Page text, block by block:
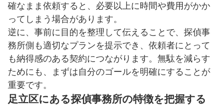
確なまま依頼すると、必要以上に時間や費用がかか
ってしまう場合があります。
逆に、事前に目的を整理して伝えることで、探偵事
務所側も適切なプランを提示でき、依頼者にとって
も納得感のある契約につながります。無駄を減らす
ためにも、まずは自分のゴールを明確にすることが
重要です。
足立区にある探偵事務所の特徴を把握する